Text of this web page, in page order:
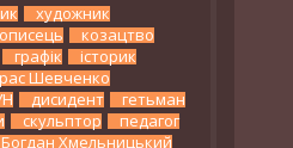
художник
козацтво
графік
історик
Шевченко
дисидент
гетьман
скульптор
педагог
Богдан Хмельницький